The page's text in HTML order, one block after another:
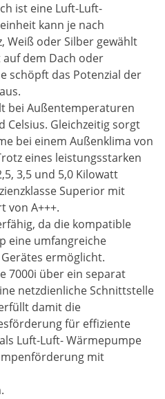
ist eine Luft-Luft-
kann je nach
Weiß oder Silber gewählt
dem Dach oder
schöpft das Potenzial der
bei Außentemperaturen
Celsius. Gleichzeitig sorgt
bei einem Außenklima von
eines leistungsstarken
3,5 und 5,0 Kilowatt
Superior mit
von A+++.
da die kompatible
eine umfangreiche
ermöglicht.
7000i über ein separat
netzdienliche Schnittstelle
damit die
für effiziente
Luft-Luft- Wärmepumpe
mit